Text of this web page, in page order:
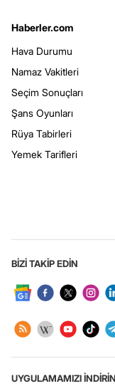
Haberler.com
Hava Durumu
Namaz Vakitleri
Seçim Sonuçları
Şans Oyunları
Rüya Tabirleri
Yemek Tarifleri
BİZİ TAKİP EDİN
UYGULAMAMIZI İNDİRİN